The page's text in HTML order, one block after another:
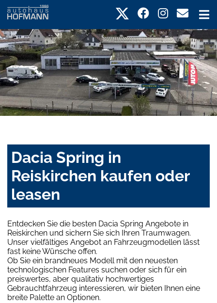
Dacia Spring in
Reiskirchen kaufen oder
leasen
Entdecken Sie die besten Dacia Spring Angebote in
Reiskirchen und sichern Sie sich Ihren Traumwagen.
Unser vielfältiges Angebot an Fahrzeugmodellen lässt
fast keine Wünsche offen.
Ob Sie ein brandneues Modell mit den neuesten
technologischen Features suchen oder sich für ein
preiswertes, aber qualitativ hochwertiges
Gebrauchtfahrzeug interessieren, wir bieten Ihnen eine
breite Palette an Optionen.